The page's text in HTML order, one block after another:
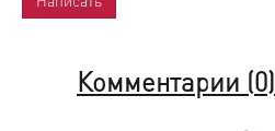
Комментарии (0)